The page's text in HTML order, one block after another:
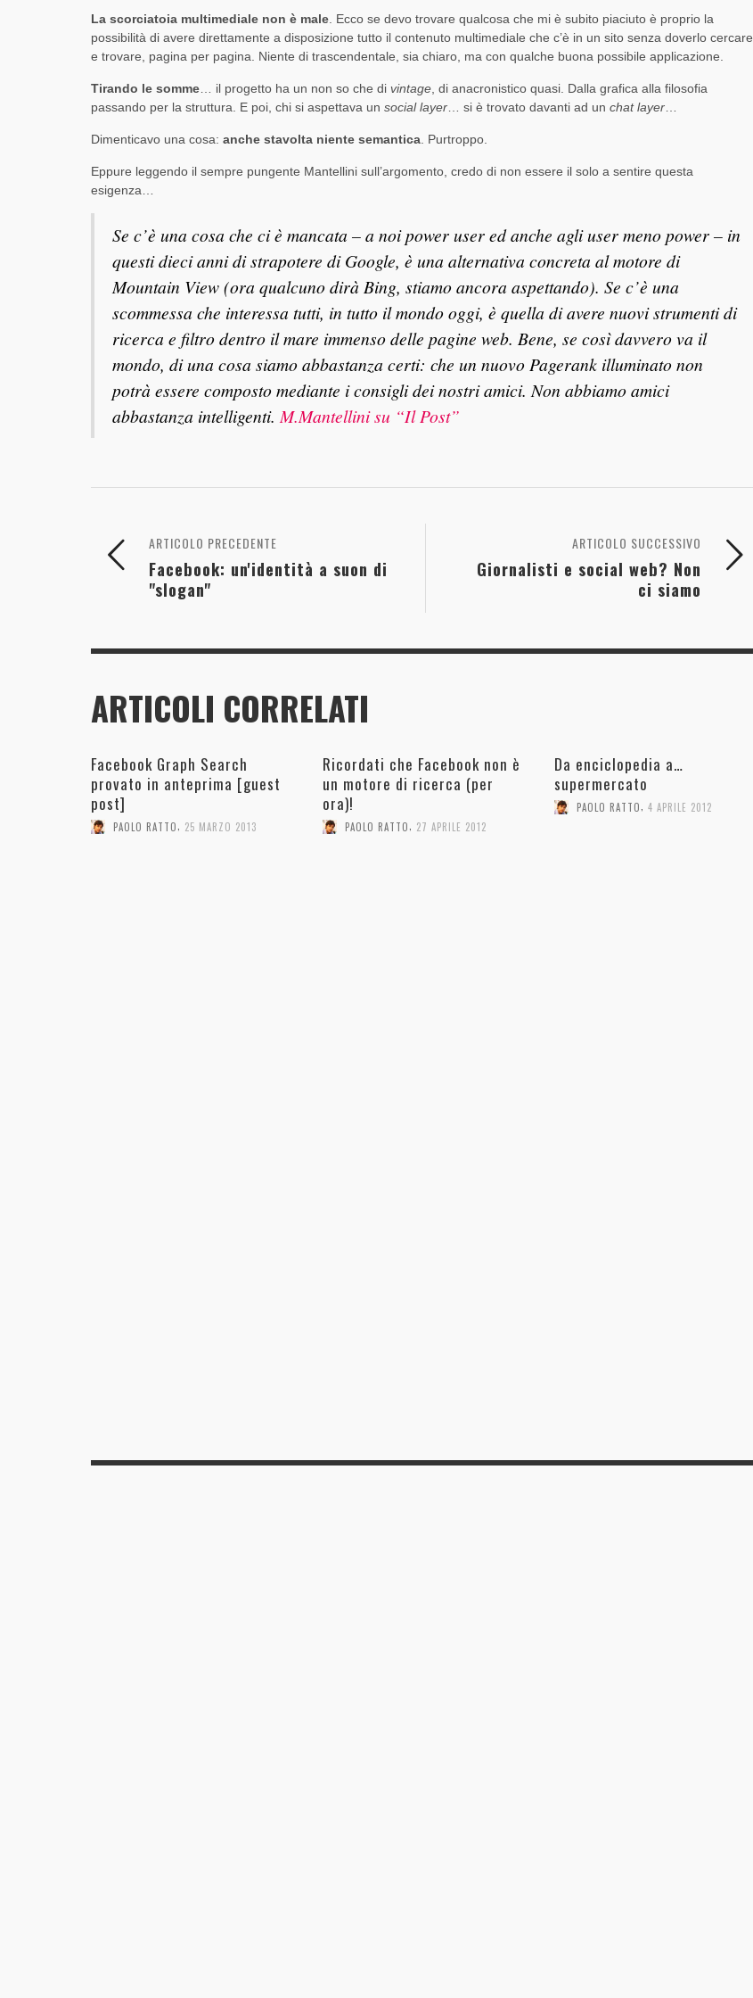
La scorciatoia multimediale non è male. Ecco se devo trovare qualcosa che mi è subito piaciuto è proprio la
possibilità di avere direttamente a disposizione tutto il contenuto multimediale che c’è in un sito senza doverlo cercare
e trovare, pagina per pagina. Niente di trascendentale, sia chiaro, ma con qualche buona possibile applicazione.
Tirando le somme… il progetto ha un non so che di vintage, di anacronistico quasi. Dalla grafica alla filosofia
passando per la struttura. E poi, chi si aspettava un social layer… si è trovato davanti ad un chat layer…
Dimenticavo una cosa: anche stavolta niente semantica. Purtroppo.
Eppure leggendo il sempre pungente Mantellini sull’argomento, credo di non essere il solo a sentire questa
esigenza…
Se c’è una cosa che ci è mancata – a noi power user ed anche agli user meno power – in
questi dieci anni di strapotere di Google, è una alternativa concreta al motore di
Mountain View (ora qualcuno dirà Bing, stiamo ancora aspettando). Se c’è una
scommessa che interessa tutti, in tutto il mondo oggi, è quella di avere nuovi strumenti di
ricerca e filtro dentro il mare immenso delle pagine web. Bene, se così davvero va il
mondo, di una cosa siamo abbastanza certi: che un nuovo Pagerank illuminato non
potrà essere composto mediante i consigli dei nostri amici. Non abbiamo amici
abbastanza intelligenti.M.Mantellini su “Il Post”
ARTICOLO SUCCESSIVO
Giornalisti e social web? Non
ci siamo
ARTICOLO PRECEDENTE
Facebook: un'identità a suon di
"slogan"
ARTICOLI CORRELATI
Facebook Graph Search
provato in anteprima [guest
post]
PAOLO RATTO, 25 MARZO 2013
Ricordati che Facebook non è
un motore di ricerca (per
ora)!
PAOLO RATTO, 27 APRILE 2012
Da enciclopedia a…
supermercato
PAOLO RATTO, 4 APRILE 2012